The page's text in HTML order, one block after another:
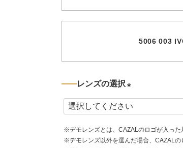
レンズの選択
必
須
)
※デモレンズとは、CAZALのロゴが入った
※デモレンズ以外を選んだ場合、CAZALの
5006 003